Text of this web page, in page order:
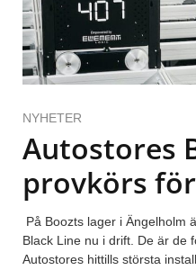
NYHETER
Autostores
provkörs
På Boozts lager i Ängelholm
Black Line nu i drift. De är de
Autostores hittills största